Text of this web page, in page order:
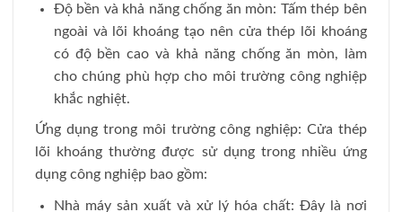
Độ bền và khả năng chống ăn mòn: Tấm thép bên
ngoài và lõi khoáng tạo nên cửa thép lõi khoáng
có độ bền cao và khả năng chống ăn mòn, làm
cho chúng phù hợp cho môi trường công nghiệp
khắc nghiệt.
Ứng dụng trong môi trường công nghiệp: Cửa thép
lõi khoáng thường được sử dụng trong nhiều ứng
dụng công nghiệp bao gồm:
Nhà máy sản xuất và xử lý hóa chất: Đây là nơi